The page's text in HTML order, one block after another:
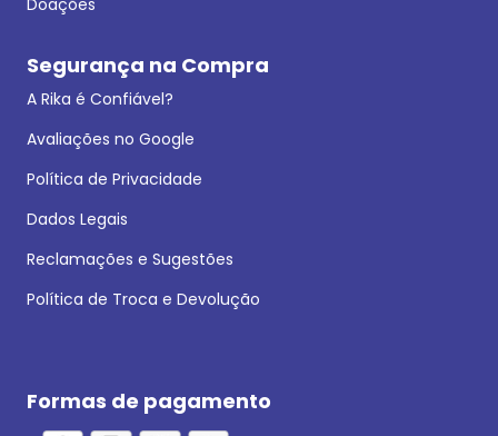
Doações
Segurança na Compra
A Rika é Confiável?
Avaliações no Google
Política de Privacidade
Dados Legais
Reclamações e Sugestões
Política de Troca e Devolução
Formas de pagamento